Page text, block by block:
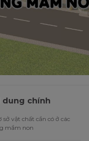
dung chính
sở vật chất cần có ở các
mầm non